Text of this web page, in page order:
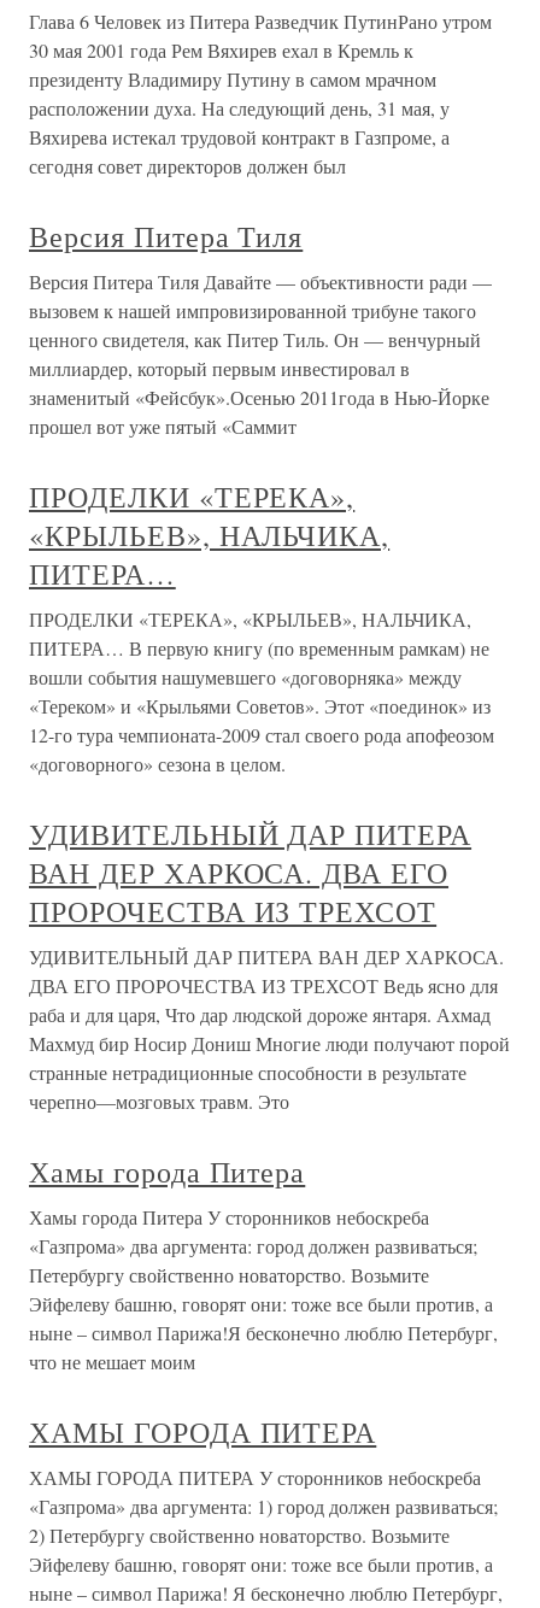
Глава 6 Человек из Питера Разведчик ПутинРано утром
30 мая 2001 года Рем Вяхирев ехал в Кремль к
президенту Владимиру Путину в самом мрачном
расположении духа. На следующий день, 31 мая, у
Вяхирева истекал трудовой контракт в Газпроме, а
сегодня совет директоров должен был
Версия Питера Тиля
Версия Питера Тиля Давайте — объективности ради —
вызовем к нашей импровизированной трибуне такого
ценного свидетеля, как Питер Тиль. Он — венчурный
миллиардер, который первым инвестировал в
знаменитый «Фейсбук».Осенью 2011года в Нью-Йорке
прошел вот уже пятый «Саммит
ПРОДЕЛКИ «ТЕРЕКА»,
«КРЫЛЬЕВ», НАЛЬЧИКА,
ПИТЕРА…
ПРОДЕЛКИ «ТЕРЕКА», «КРЫЛЬЕВ», НАЛЬЧИКА,
ПИТЕРА… В первую книгу (по временным рамкам) не
вошли события нашумевшего «договорняка» между
«Тереком» и «Крыльями Советов». Этот «поединок» из
12-го тура чемпионата-2009 стал своего рода апофеозом
«договорного» сезона в целом.
УДИВИТЕЛЬНЫЙ ДАР ПИТЕРА
ВАН ДЕР ХАРКОСА. ДВА ЕГО
ПРОРОЧЕСТВА ИЗ ТРЕХСОТ
УДИВИТЕЛЬНЫЙ ДАР ПИТЕРА ВАН ДЕР ХАРКОСА.
ДВА ЕГО ПРОРОЧЕСТВА ИЗ ТРЕХСОТ Ведь ясно для
раба и для царя, Что дар людской дороже янтаря. Ахмад
Махмуд бир Носир Дониш Многие люди получают порой
странные нетрадиционные способности в результате
черепно—мозговых травм. Это
Хамы города Питера
Хамы города Питера У сторонников небоскреба
«Газпрома» два аргумента: город должен развиваться;
Петербургу свойственно новаторство. Возьмите
Эйфелеву башню, говорят они: тоже все были против, а
ныне – символ Парижа!Я бесконечно люблю Петербург,
что не мешает моим
ХАМЫ ГОРОДА ПИТЕРА
ХАМЫ ГОРОДА ПИТЕРА У сторонников небоскреба
«Газпрома» два аргумента: 1) город должен развиваться;
2) Петербургу свойственно новаторство. Возьмите
Эйфелеву башню, говорят они: тоже все были против, а
ныне – символ Парижа! Я бесконечно люблю Петербург,